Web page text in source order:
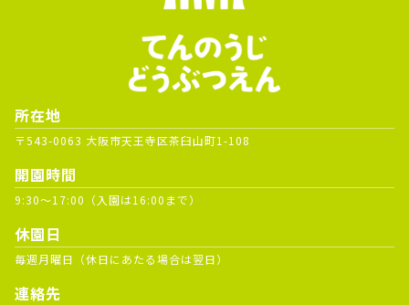
所在地
〒543-0063 大阪市天王寺区茶臼山町1-108
開園時間
9:30～17:00（入園は16:00まで）
休園日
毎週月曜日（休日にあたる場合は翌日）
連絡先